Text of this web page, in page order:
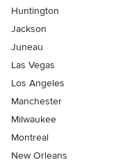
Huntington
Jackson
Juneau
Las Vegas
Los Angeles
Manchester
Milwaukee
Montreal
New Orleans